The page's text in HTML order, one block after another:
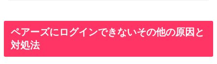
ペアーズにログインできないその他の原因と
対処法